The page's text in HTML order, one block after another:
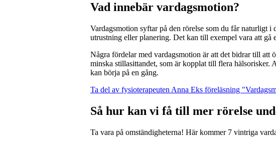
Vad innebär vardagsmotion?
Vardagsmotion syftar på den rörelse som du får naturligt
utrustning eller planering. Det kan till exempel vara att gå
Några fördelar med vardagsmotion är att det bidrar till att
minska stillasittandet, som är kopplat till flera hälsorisker.
kan börja på en gång.
Ta del av fysioterapeuten Anna Eks föreläsning
Så hur kan vi få till mer rörelse
Ta vara på omständigheterna! Här kommer 7 vintriga